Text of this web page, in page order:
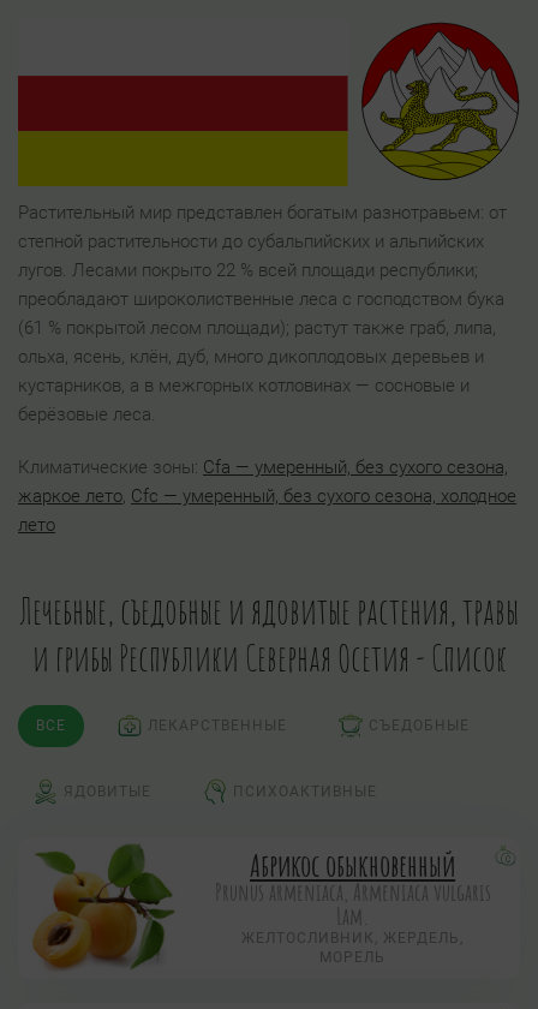
Растительный мир представлен богатым разнотравьем: от
степной растительности до субальпийских и альпийских
лугов. Лесами покрыто 22 % всей площади республики;
преобладают широколиственные леса с господством бука
(61 % покрытой лесом площади); растут также граб, липа,
ольха, ясень, клён, дуб, много дикоплодовых деревьев и
кустарников, а в межгорных котловинах — сосновые и
берёзовые леса.
Климатические зоны: Cfa — умеренный, без сухого сезона,
жаркое лето, Cfc — умеренный, без сухого сезона, холодное
лето
Лечебные, съедобные и ядовитые растения, травы
и грибы Республики Северная Осетия - Список
ВСЕ ЛЕКАРСТВЕННЫЕ СЪЕДОБНЫЕ
ЯДОВИТЫЕ ПСИХОАКТИВНЫЕ
Абрикос обыкновенный
Prunus armeniaca, Armeniaca vulgaris
Lam.
ЖЕЛТОСЛИВНИК, ЖЕРДЕЛЬ,
МОРЕЛЬ